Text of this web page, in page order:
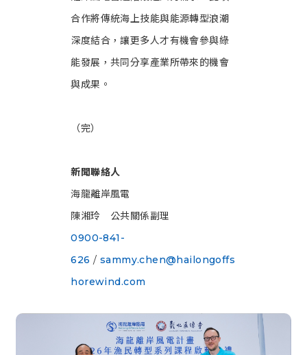
合作將傳統海上技能與能源轉型浪潮
深度結合，讓更多人才有機會參與綠
能發展，共同分享產業所帶來的機會
與成果。
（完）
新聞聯絡人
海龍離岸風電
陳湘玲 公共關係副理
0900-841-
626 / sammy.chen@hailongoffs
horewind.com